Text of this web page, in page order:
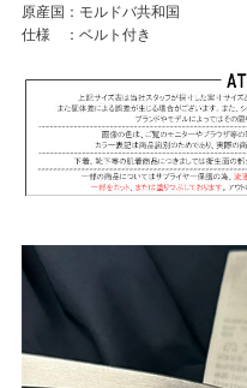
原産国：モルドバ共和国
仕様 ：ベルト付き